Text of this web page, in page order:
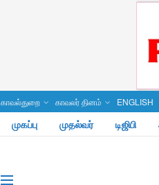
காவல்துறை காவலர் தினம் ENGLISH
முகப்பு முதல்வர் டிஜிபி